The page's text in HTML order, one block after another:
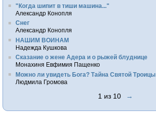
"Когда шипит в тиши машина..."
Александр Конопля
Снег
Александр Конопля
НАШИМ ВОИНАМ
Надежда Кушкова
Сказание о жене Адера и о рыжей блуднице
Монахиня Евфимия Пащенко
Можно ли увидеть Бога? Тайна Святой Троицы
Людмила Громова
1 из 10 →